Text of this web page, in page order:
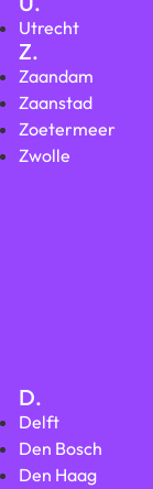
Utrecht
Z.
Zaandam
Zaanstad
Zoetermeer
Zwolle
D.
Delft
Den Bosch
Den Haag